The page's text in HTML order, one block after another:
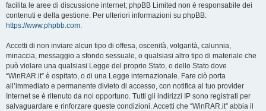
facilita le aree di discussione internet; phpBB Limited non è responsabile dei
contenuti e della gestione. Per ulteriori informazioni su phpBB:
https://www.phpbb.com.
Accetti di non inviare alcun tipo di offesa, oscenità, volgarità, calunnia,
minaccia, messaggio a sfondo sessuale, o qualsiasi altro tipo di materiale che
può violare una qualsiasi Legge del proprio Stato, o dello Stato dove
“WinRAR.it” è ospitato, o di una Legge internazionale. Fare ciò porta
all’immediato e permanente divieto di accesso, con notifica al tuo provider
Internet se è ritenuto da noi opportuno. Tutti gli indirizzi IP sono registrati per
salvaguardare e rinforzare queste condizioni. Accetti che “WinRAR.it” abbia il